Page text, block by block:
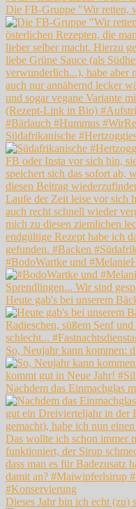
Die FB-Gruppe "Wir retten,
Südafrikanische
#BodoWartke und
Heute gab's bei unserem
So, Neujahr kann kommen:
Nachdem das Einmachglas
Dieses Jahr bin ich echt (zu)